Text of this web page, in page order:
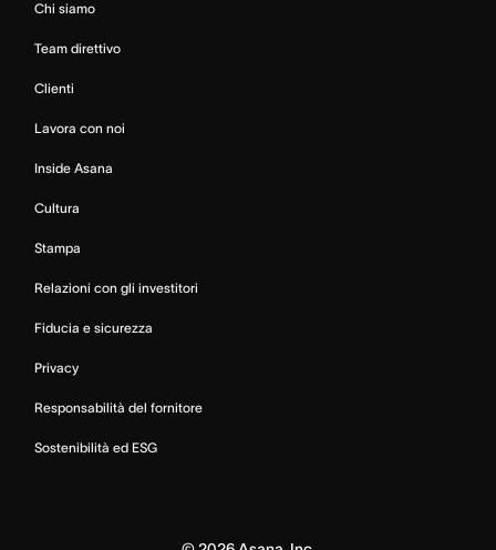
Chi siamo
Team direttivo
Clienti
Lavora con noi
Inside Asana
Cultura
Stampa
Relazioni con gli investitori
Fiducia e sicurezza
Privacy
Responsabilità del fornitore
Sostenibilità ed ESG